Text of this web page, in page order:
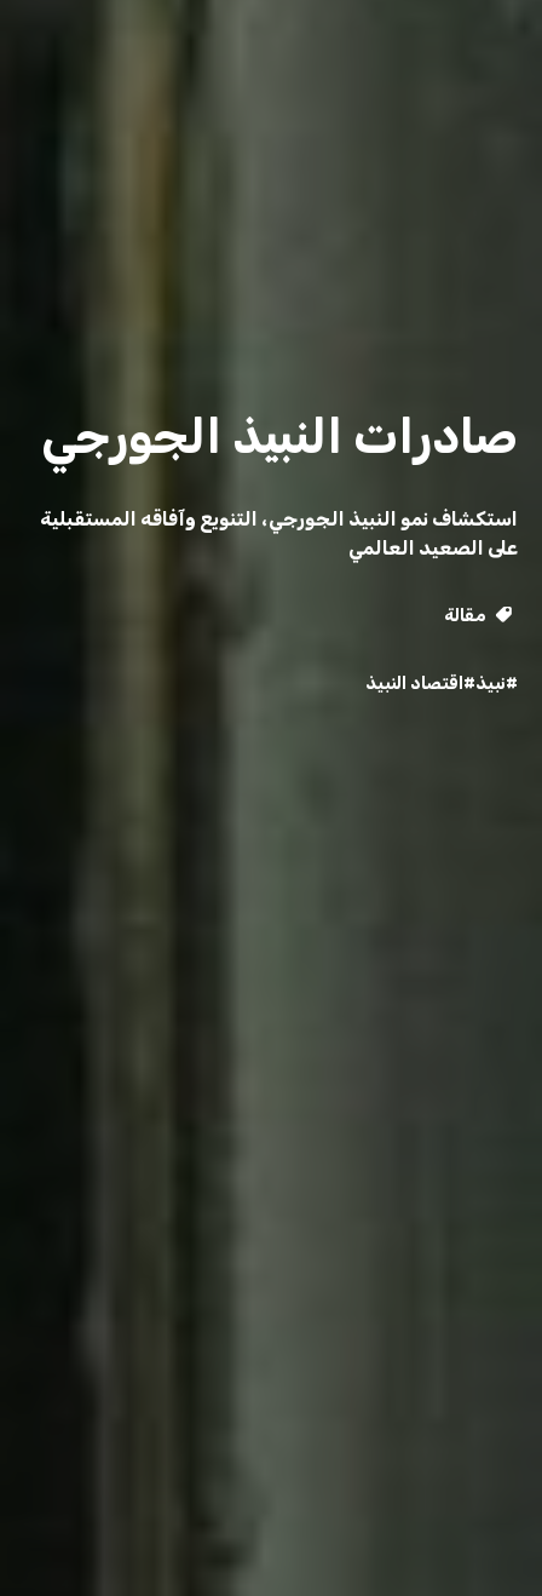
صادرات النبيذ الجورجي
استكشاف نمو النبيذ الجورجي، التنويع وآفاقه المستقبلية
على الصعيد العالمي
مقالة
#نبيذ#اقتصاد النبيذ